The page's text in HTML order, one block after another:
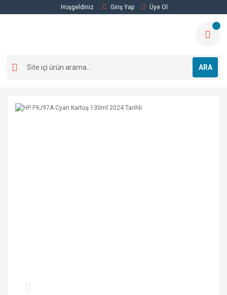
Hoşgeldiniz Giriş Yap Üye Ol
ARA